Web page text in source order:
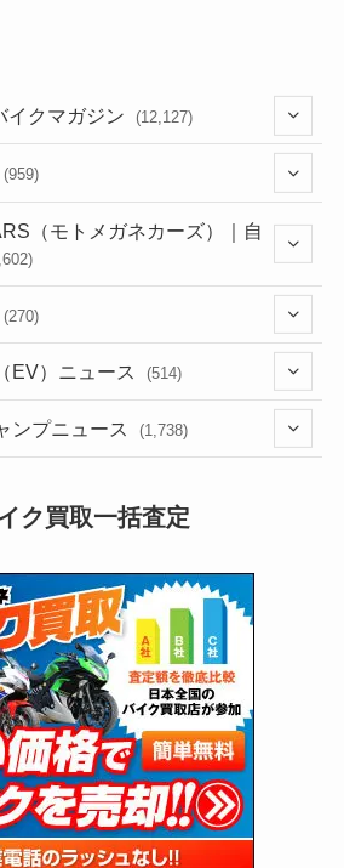
イクマガジン (12,127)
(1,241)
(60)
(34)
(63)
(252)
(249)
(6)
(6,955)
(2,473)
(249)
(12)
(47)
(66)
(16)
(141)
(254)
(204)
(166)
(23)
(33)
(34)
(35)
(41)
(16)
(959)
(352)
（モトメガネカーズ）｜自
(137) (2,743)
(270)
(211)
EV）ニュース (514)
(132)
(171)
(118)
(27)
ンプニュース (1,738)
(1,605)
(147)
(13)
(19)
(12)
(16)
ク買取一括査定